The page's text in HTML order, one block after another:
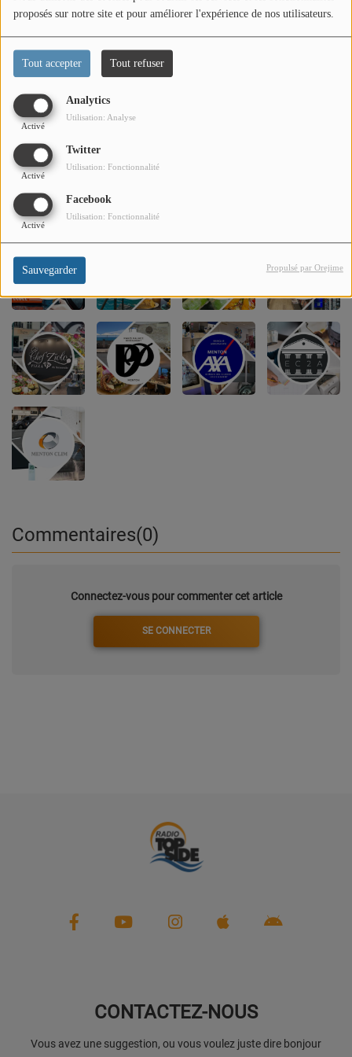
proposés sur notre site et pour améliorer l'expérience de nos utilisateurs.
Tout accepter Tout refuser
Analytics
Activé
Utilisation: Analyse
Twitter
Activé
Utilisation: Fonctionnalité
Facebook
Activé
Utilisation: Fonctionnalité
Sauvegarder Propulsé par Orejime
PARTENAIRES
LEURS ACTUS
Commentaires(0)
Connectez-vous pour commenter cet article
SE CONNECTER
CONTACTEZ-NOUS
Vous avez une suggestion, ou vous voulez juste dire bonjour